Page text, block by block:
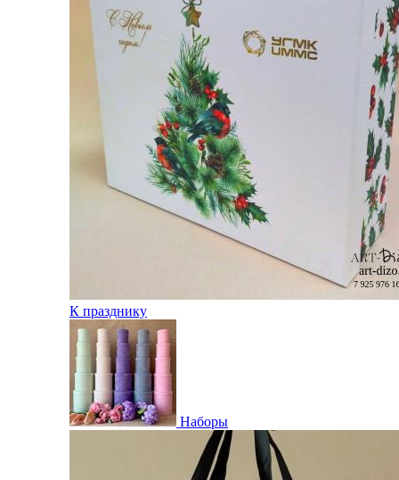
К празднику
Наборы